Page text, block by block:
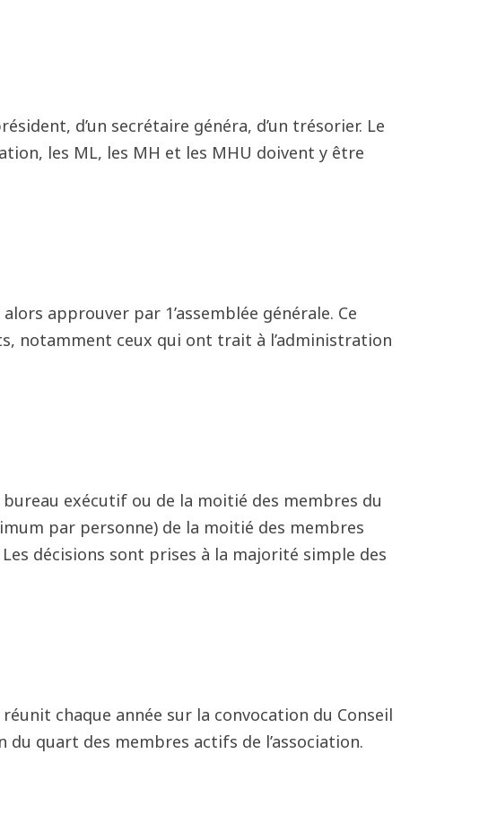
d’un secrétaire généra, d’un trésorier. Le
les ML, les MH et les MHU doivent y être
approuver par 1’assemblée générale. Ce
notamment ceux qui ont trait à l’administration
exécutif ou de la moitié des membres du
par personne) de la moitié des membres
décisions sont prises à la majorité simple des
chaque année sur la convocation du Conseil
quart des membres actifs de l’association.